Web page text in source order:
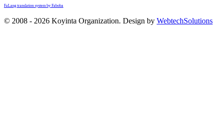
FaLang translation system by Faboba
© 2008 - 2026 Koyinta Organization. Design by WebtechSolutions